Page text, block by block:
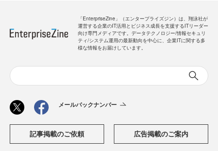
「EnterpriseZine」（エンタープライズジン）は、翔泳社が
運営する企業のIT活用とビジネス成長を支援するITリーダー
向け専門メディアです。データテクノロジー/情報セキュリ
ティ/システム運用の最新動向を中心に、企業ITに関する多
様な情報をお届けしています。
メールバックナンバー
記事掲載のご依頼 広告掲載のご案内